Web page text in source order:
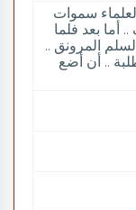
سموات
أما بعد فلما
المرونق ..
.. أن أضع